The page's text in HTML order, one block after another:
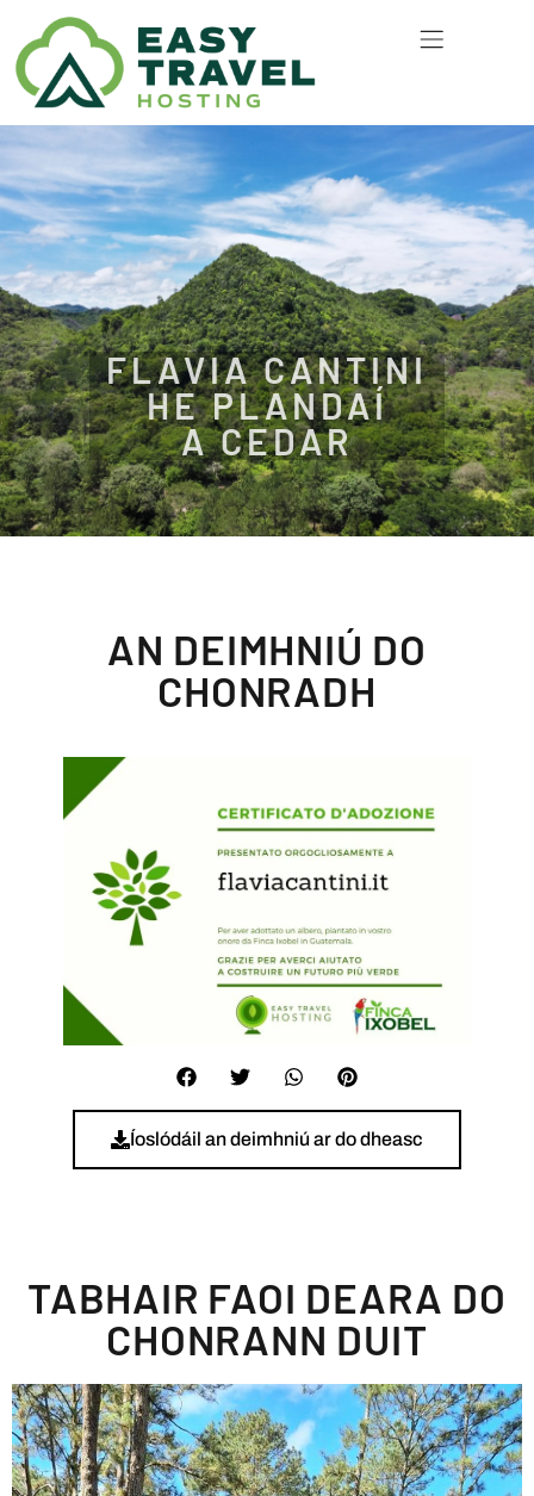
FLAVIA CANTINI
HE PLANDAÍ
A CEDAR
AN DEIMHNIÚ DO
CHONRADH
Íoslódáil an deimhniú ar do dheasc
TABHAIR FAOI DEARA DO
CHONRANN DUIT